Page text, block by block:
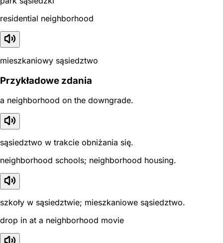
residential neighborhood
mieszkaniowy sąsiedztwo
Przykładowe zdania
a neighborhood on the downgrade.
sąsiedztwo w trakcie obniżania się.
neighborhood schools; neighborhood housing.
szkoły w sąsiedztwie; mieszkaniowe sąsiedztwo.
drop in at a neighborhood movie